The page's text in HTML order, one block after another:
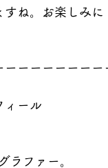
すね。お楽しみに
ーーーーーーー
ィール
ラファー。